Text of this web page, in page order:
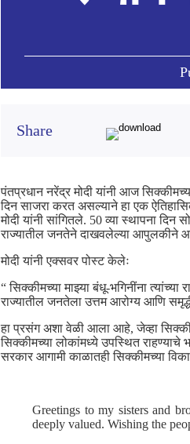
Share
पंतप्रधान नरेंद्र मोदी यांनी आज
दिन साजरा करत असल्याने हा एक
मोदी यांनी सांगितले. 50 व्या स्थापना
राज्यातील जनतेने दाखवलेल्या आपुलकीने
मोदी यांनी एक्सवर पोस्ट केलेः
“ सिक्कीमच्या माझ्या बंधू-भगिनींना
राज्यातील जनतेला उत्तम आरोग्य आणि
हा प्रसंग अशा वेळी आला आहे, जेव्हा
सिक्कीमच्या लोकांमध्ये उपस्थित
सरकार आगामी काळातही सिक्कीमच्या
Greetings to my sisters and
deeply valued. Wishing the